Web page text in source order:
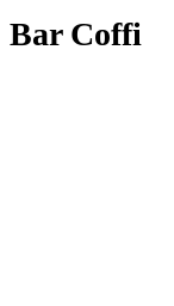
Bar Coffi